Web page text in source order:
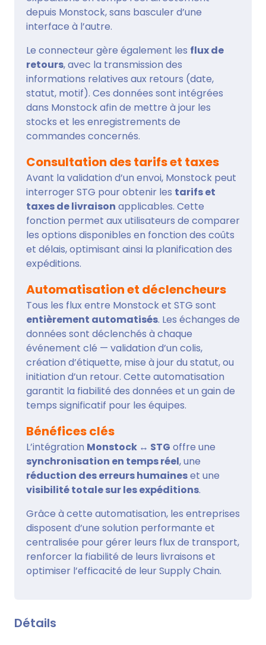
depuis Monstock, sans basculer d’une
interface à l’autre.
Le connecteur gère également les flux de
retours, avec la transmission des
informations relatives aux retours (date,
statut, motif). Ces données sont intégrées
dans Monstock afin de mettre à jour les
stocks et les enregistrements de
commandes concernés.
Consultation des tarifs et taxes
Avant la validation d’un envoi, Monstock peut
interroger STG pour obtenir les tarifs et
taxes de livraison applicables. Cette
fonction permet aux utilisateurs de comparer
les options disponibles en fonction des coûts
et délais, optimisant ainsi la planification des
expéditions.
Automatisation et déclencheurs
Tous les flux entre Monstock et STG sont
entièrement automatisés. Les échanges de
données sont déclenchés à chaque
événement clé — validation d’un colis,
création d’étiquette, mise à jour du statut, ou
initiation d’un retour. Cette automatisation
garantit la fiabilité des données et un gain de
temps significatif pour les équipes.
Bénéfices clés
L’intégration Monstock ↔ STG offre une
synchronisation en temps réel, une
réduction des erreurs humaineset une
visibilité totale sur les expéditions.
Grâce à cette automatisation, les entreprises
disposent d’une solution performante et
centralisée pour gérer leurs flux de transport,
renforcer la fiabilité de leurs livraisons et
optimiser l’efficacité de leur Supply Chain.
Détails